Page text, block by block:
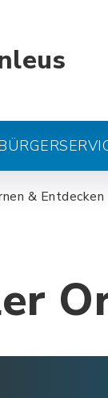
& Entdecken